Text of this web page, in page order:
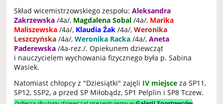
Skład wicemistrzowskiego zespołu:Aleksandra
Zakrzewska /4a/, Magdalena Sobal /4a/, Marika
Maliszewska /4a/, Klaudia Żak /4a/,Weronika
Leszczyńska /4a/,Weronika Racka /4a/,Aneta
Paderewska /4a-rez./. Opiekunem dziewcząt
i nauczycielem wychowania fizycznego była p. Sabina
Wasiek.
Natomiast chłopcy z "Dziesiątki" zajęli IV miejsce za SP11,
SP12, SSP2, a przed SP Miłobądz, SP1 Pelplin i SP8 Tczew.